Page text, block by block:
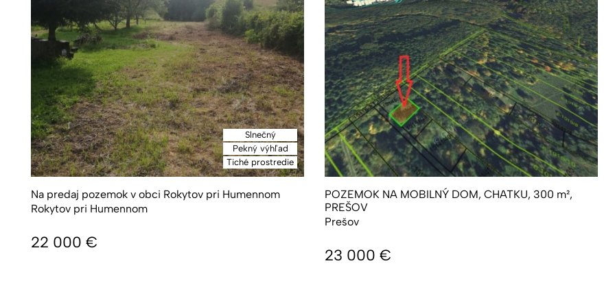
Slnečný
Pekný výhľad
Tiché prostredie
Na predaj pozemok v obci Rokytov pri Humennom
Rokytov pri Humennom
22 000 €
POZEMOK NA MOBILNÝ DOM, CHATKU, 300 m²,
PREŠOV
Prešov
23 000 €